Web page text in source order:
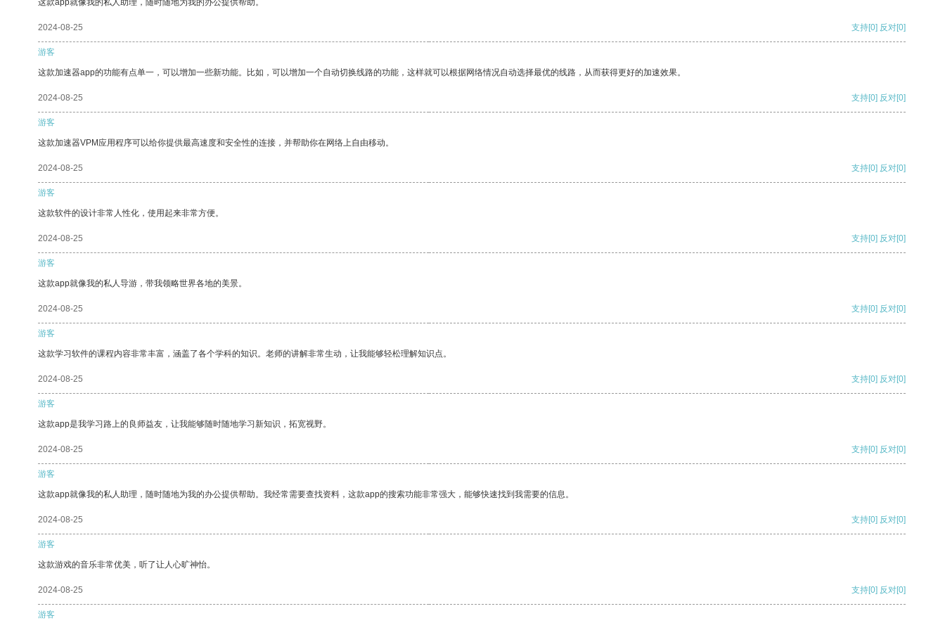
这款app就像我的私人助理，随时随地为我的办公提供帮助。
2024-08-25 支持[0] 反对[0]
游客
这款加速器app的功能有点单一，可以增加一些新功能。比如，可以增加一个自动切换线路的功能，这样就可以根据网络情况自动选择最优的线路，从而获得更好的加速效果。
2024-08-25 支持[0] 反对[0]
游客
这款加速器VPM应用程序可以给你提供最高速度和安全性的连接，并帮助你在网络上自由移动。
2024-08-25 支持[0] 反对[0]
游客
这款软件的设计非常人性化，使用起来非常方便。
2024-08-25 支持[0] 反对[0]
游客
这款app就像我的私人导游，带我领略世界各地的美景。
2024-08-25 支持[0] 反对[0]
游客
这款学习软件的课程内容非常丰富，涵盖了各个学科的知识。老师的讲解非常生动，让我能够轻松理解知识点。
2024-08-25 支持[0] 反对[0]
游客
这款app是我学习路上的良师益友，让我能够随时随地学习新知识，拓宽视野。
2024-08-25 支持[0] 反对[0]
游客
这款app就像我的私人助理，随时随地为我的办公提供帮助。我经常需要查找资料，这款app的搜索功能非常强大，能够快速找到我需要的信息。
2024-08-25 支持[0] 反对[0]
游客
这款游戏的音乐非常优美，听了让人心旷神怡。
2024-08-25 支持[0] 反对[0]
游客